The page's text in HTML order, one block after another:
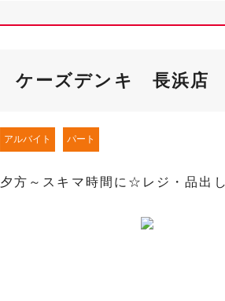
ケーズデンキ 長浜店
アルバイト パート
夕方～スキマ時間に☆レジ・品出